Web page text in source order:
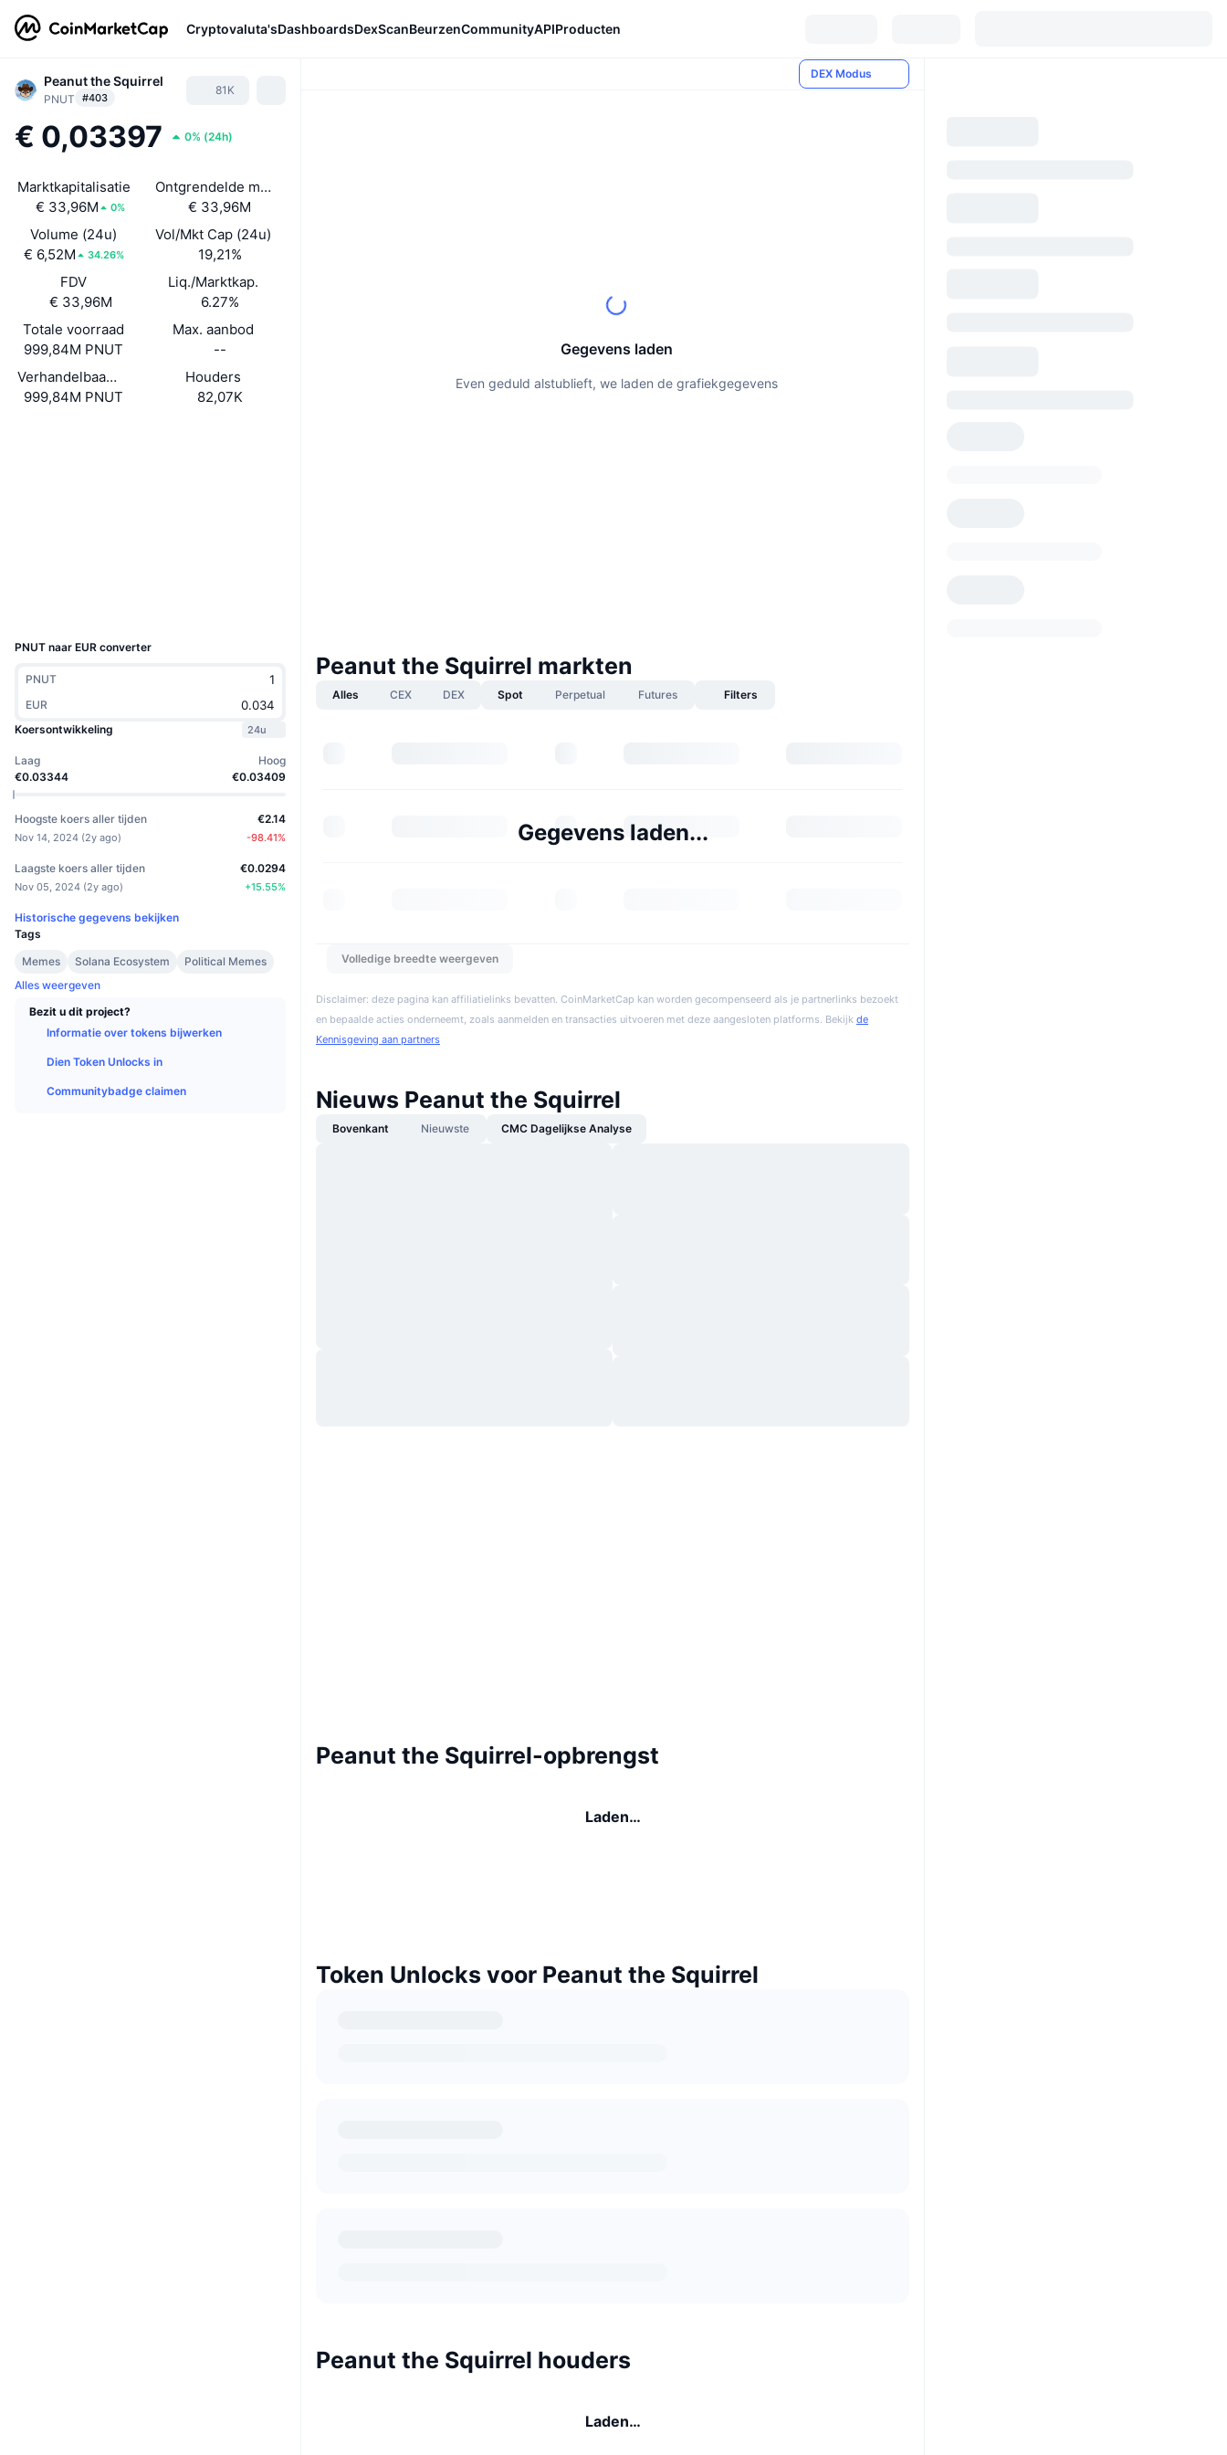
Cryptovaluta'sDashboardsDexScanBeurzenCommunityAPIProducten
Peanut the Squirrel
PNUT #403
81K
€ 0,03397 0% (24h)
Marktkapitalisatie
€ 33,96M
0%
Ontgrendelde mkt. cap
€ 33,96M
Volume (24u)
€ 6,52M
34.26%
Vol/Mkt Cap (24u)
19,21%
FDV
€ 33,96M
Liq./Marktkap.
6.27%
Totale voorraad
999,84M PNUT
Max. aanbod
--
Verhandelbaar aanbod
999,84M PNUT
Houders
82,07K
PNUT naar EUR converter
PNUT
EUR
Koersontwikkeling
24u
Laag
€0.03344
Hoog
€0.03409
Hoogste koers aller tijden
Nov 14, 2024 (2y ago)
€2.14
-98.41%
Laagste koers aller tijden
Nov 05, 2024 (2y ago)
€0.0294
+15.55%
Historische gegevens bekijken
Tags
Memes
Solana Ecosystem
Political Memes
Alles weergeven
Bezit u dit project?
Informatie over tokens bijwerken
Dien Token Unlocks in
Communitybadge claimen
DEX Modus
Gegevens laden
Even geduld alstublieft, we laden de grafiekgegevens
Peanut the Squirrel markten
Alles CEX DEX Spot Perpetual Futures Filters
Gegevens laden...
Volledige breedte weergeven
Disclaimer: deze pagina kan affiliatielinks bevatten. CoinMarketCap kan worden gecompenseerd als je partnerlinks bezoekt
en bepaalde acties onderneemt, zoals aanmelden en transacties uitvoeren met deze aangesloten platforms. Bekijk de
Kennisgeving aan partners
Nieuws Peanut the Squirrel
Bovenkant Nieuwste CMC Dagelijkse Analyse
Peanut the Squirrel-opbrengst
Laden…
Token Unlocks voor Peanut the Squirrel
Peanut the Squirrel houders
Laden…